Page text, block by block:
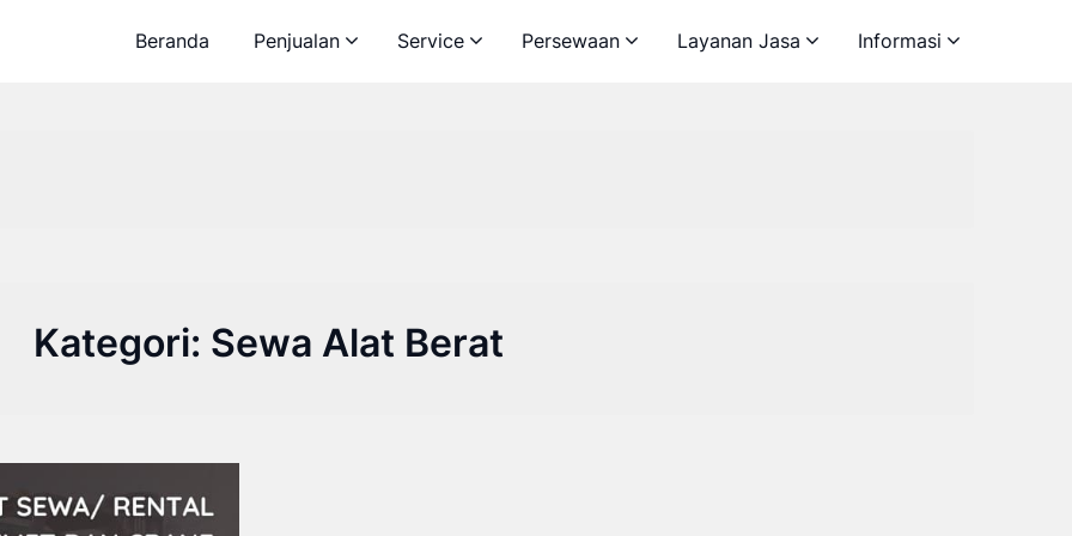
Beranda Penjualan Service Persewaan Layanan Jasa Informasi
Kategori: Sewa Alat Berat